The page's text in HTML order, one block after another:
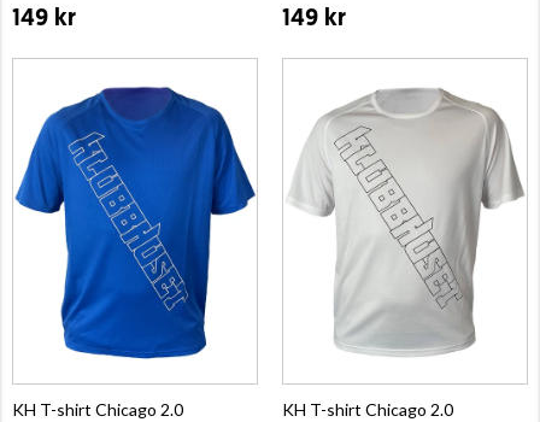
149 kr 149 kr
KH T-shirt Chicago 2.0 KH T-shirt Chicago 2.0